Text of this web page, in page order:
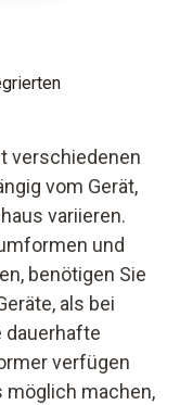
verschiedenen
vom Gerät,
variieren.
und
benötigen Sie
als bei
dauerhafte
verfügen
möglich machen,